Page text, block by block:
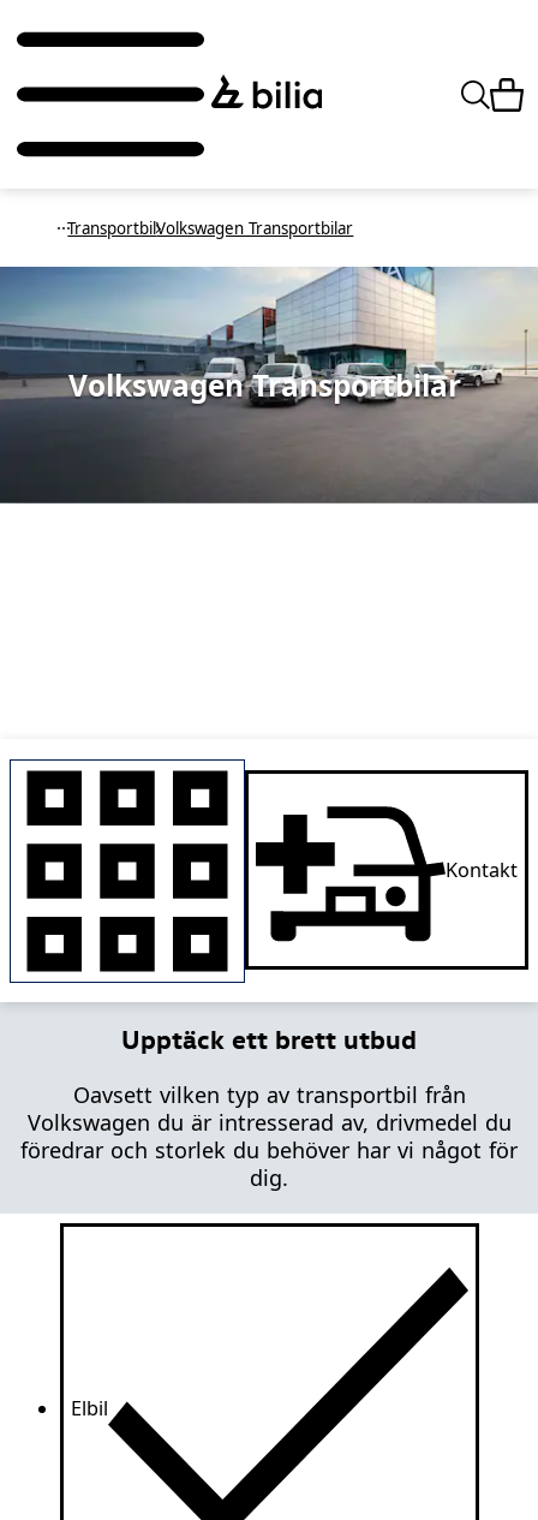
TransportbilVolkswagen Transportbilar
Volkswagen Transportbilar
Kontakt
Upptäck ett brett utbud
Oavsett vilken typ av transportbil från
Volkswagen du är intresserad av, drivmedel du
föredrar och storlek du behöver har vi något för
dig.
Elbil